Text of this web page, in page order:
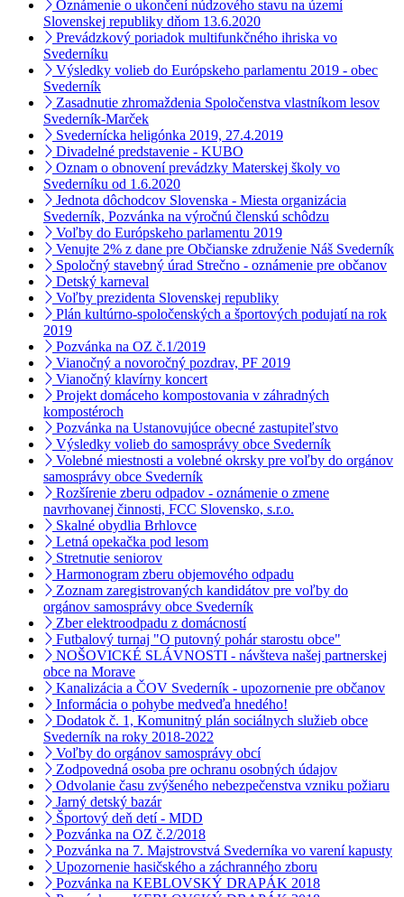
Oznámenie o ukončení núdzového stavu na území
Slovenskej republiky dňom 13.6.2020
Prevádzkový poriadok multifunkčného ihriska vo
Svederníku
Výsledky volieb do Európskeho parlamentu 2019 - obec
Svederník
Zasadnutie zhromaždenia Spoločenstva vlastníkom lesov
Svederník-Marček
Svedernícka heligónka 2019, 27.4.2019
Divadelné predstavenie - KUBO
Oznam o obnovení prevádzky Materskej školy vo
Svederníku od 1.6.2020
Jednota dôchodcov Slovenska - Miesta organizácia
Svederník, Pozvánka na výročnú členskú schôdzu
Voľby do Európskeho parlamentu 2019
Venujte 2% z dane pre Občianske združenie Náš Svederník
Spoločný stavebný úrad Strečno - oznámenie pre občanov
Detský karneval
Voľby prezidenta Slovenskej republiky
Plán kultúrno-spoločenských a športových podujatí na rok
2019
Pozvánka na OZ č.1/2019
Vianočný a novoročný pozdrav, PF 2019
Vianočný klavírny koncert
Projekt domáceho kompostovania v záhradných
kompostéroch
Pozvánka na Ustanovujúce obecné zastupiteľstvo
Výsledky volieb do samosprávy obce Svederník
Volebné miestnosti a volebné okrsky pre voľby do orgánov
samosprávy obce Svederník
Rozšírenie zberu odpadov - oznámenie o zmene
navrhovanej činnosti, FCC Slovensko, s.r.o.
Skalné obydlia Brhlovce
Letná opekačka pod lesom
Stretnutie seniorov
Harmonogram zberu objemového odpadu
Zoznam zaregistrovaných kandidátov pre voľby do
orgánov samosprávy obce Svederník
Zber elektroodpadu z domácností
Futbalový turnaj "O putovný pohár starostu obce"
NOŠOVICKÉ SLÁVNOSTI - návšteva našej partnerskej
obce na Morave
Kanalizácia a ČOV Svederník - upozornenie pre občanov
Informácia o pohybe medveďa hnedého!
Dodatok č. 1, Komunitný plán sociálnych služieb obce
Svederník na roky 2018-2022
Voľby do orgánov samosprávy obcí
Zodpovedná osoba pre ochranu osobných údajov
Odvolanie času zvýšeného nebezpečenstva vzniku požiaru
Jarný detský bazár
Športový deň detí - MDD
Pozvánka na OZ č.2/2018
Pozvánka na 7. Majstrovstvá Svederníka vo varení kapusty
Upozornenie hasičského a záchranného zboru
Pozvánka na KEBLOVSKÝ DRAPÁK 2018